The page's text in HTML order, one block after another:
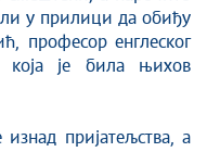
у прилици да обиђу
професор енглеског
која је била њихов
пријатељства, а